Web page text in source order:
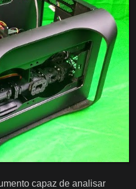
capaz de analisar